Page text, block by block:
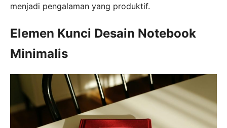
menjadi pengalaman yang produktif.
Elemen Kunci Desain Notebook
Minimalis